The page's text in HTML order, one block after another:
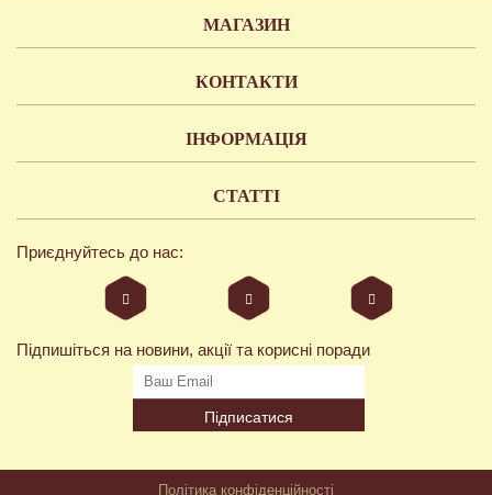
МАГАЗИН
КОНТАКТИ
ІНФОРМАЦІЯ
СТАТТІ
Приєднуйтесь до нас:
Підпишіться на новини, акції та корисні поради
Підписатися
Політика конфіденційності